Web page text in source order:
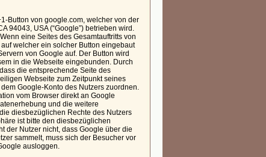
Button von google.com, welcher von der
94043, USA (“Google”) betrieben wird.
eine Seites des Gesamtauftritts von
welcher ein solcher Button eingebaut
von Google auf. Der Button wird
in die Webseite eingebunden. Durch
die entsprechende Seite des
Webseite zum Zeitpunkt seines
Google-Konto des Nutzers zuordnen.
vom Browser direkt an Google
und die weitere
diesbezüglichen Rechte des Nutzers
ist bitte den diesbezüglichen
der Nutzer nicht, dass Google über die
sammelt, muss sich der Besucher vor
ausloggen.